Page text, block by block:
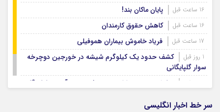
پایان ماکان بند!
کاهش حقوق کارمندان
فریاد خاموش بیماران هموفیلی
کشف حدود یک کیلوگرم شیشه در خورجین دوچرخه
سوار گلپایگانی
نمایش وحدت و ارادت مردم فریدن در آیین جاماندگان
سر خط اخبار انگلیسی